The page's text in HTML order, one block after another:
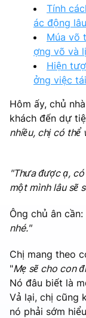
Tính
ác động
Múa võ
ợng võ và
Hiện
ởng việc
Hôm ấy, chủ
khách đến dự
nhiều, chị có thể
"Thưa được ạ,
một mình lâu sẽ
Ông chủ ân cần:
nhé."
Chị mang theo
"Mẹ sẽ cho con
Nó đâu biết là
Vả lại, chị cũng
nó phải sớm